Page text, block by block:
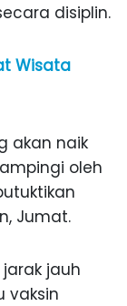
disiplin.
Wisata
akan naik
oleh
Jumat.
jauh
vaksin